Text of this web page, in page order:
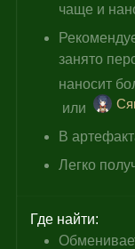
чаще и
занято
наносит
или
В
Легко
Где найти: